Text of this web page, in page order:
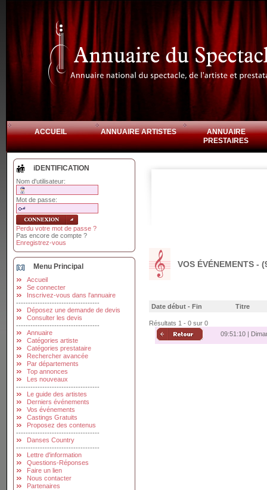
ACCUEIL ANNUAIRE ARTISTES
ANNUAIRE
PRESTAIRES
iDENTIFICATION
Nom d'utilisateur:
Mot de passe:
Perdu votre mot de passe ?
Pas encore de compte ?
Enregistrez-vous
Menu Principal
Accueil
Se connecter
Inscrivez-vous dans l'annuaire
-----------------------------------
Déposez une demande de devis
Consulter les devis
-----------------------------------
Annuaire
Catégories artiste
Catégories prestataire
Rechercher avancée
Par départements
Top annonces
Les nouveaux
-----------------------------------
Le guide des artistes
Derniers événements
Vos événements
Castings Gratuits
Proposez des contenus
-----------------------------------
Danses Country
-----------------------------------
Lettre d'information
Questions-Réponses
Faire un lien
Nous contacter
Partenaires
VOS ÉVÉNEMENTS -
Date début - Fin Titre
Résultats 1 - 0 sur 0
09:51:10 |